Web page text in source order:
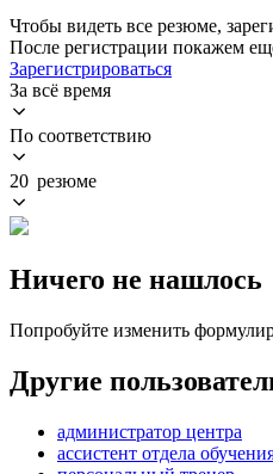
Чтобы видеть все резюме,
После регистрации покажем
Зарегистрироваться
За всё время
По соответствию
20 резюме
Ничего не нашлось
Попробуйте изменить
Другие
администратор центра
ассистент отдела